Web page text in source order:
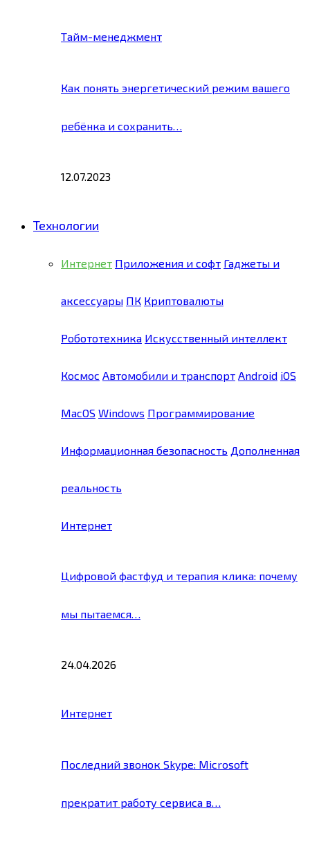
Тайм-менеджмент
Как понять энергетический режим вашего
ребёнка и сохранить…
12.07.2023
Технологии
Интернет Приложения и софт Гаджеты и
аксессуары ПК Криптовалюты
Робототехника Искусственный интеллект
Космос Автомобили и транспорт Android iOS
MacOS Windows Программирование
Информационная безопасность Дополненная
реальность
Интернет
Цифровой фастфуд и терапия клика: почему
мы пытаемся…
24.04.2026
Интернет
Последний звонок Skype: Microsoft
прекратит работу сервиса в…